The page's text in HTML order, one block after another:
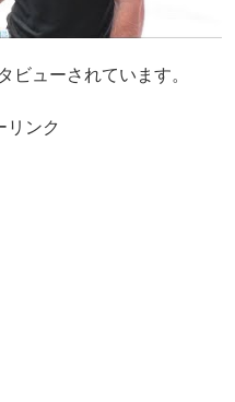
ビューされています。
リンク